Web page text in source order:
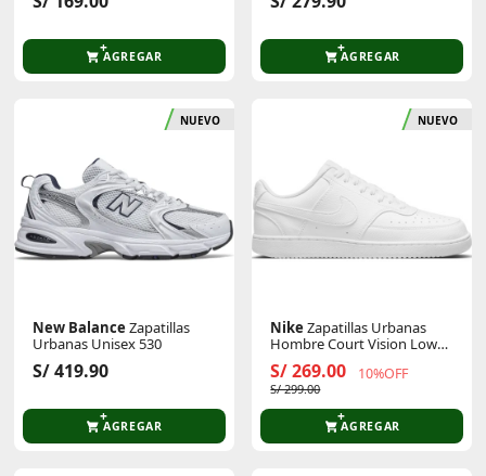
AGREGAR AGREGAR
NUEVO
New Balance Zapatillas
Urbanas Unisex 530
S/ 419.90
AGREGAR
NUEVO
Nike Zapatillas Urbanas
Hombre Court Vision Low
S/ 269.00 10%OFF
S/ 299.00
AGREGAR